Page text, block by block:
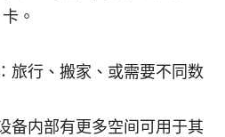
。
旅行、搬家、或需要不同数
备内部有更多空间可用于其